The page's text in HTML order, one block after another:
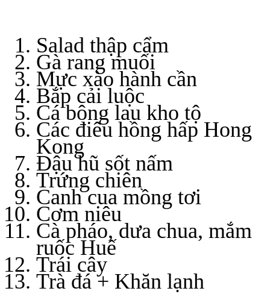
Salad thập cẩm
Gà rang muối
Mực xào hành cần
Bắp cải luộc
Cá bông lau kho tộ
Các điêu hồng hấp Hong
Kong
Đậu hũ sốt nấm
Trứng chiên
Canh cua mồng tơi
Cơm niêu
Cà pháo, dưa chua, mắm
ruốc Huế
Trái cây
Trà đá + Khăn lạnh